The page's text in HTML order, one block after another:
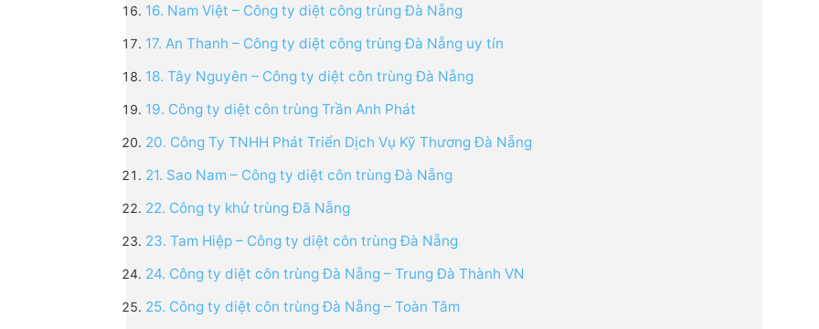
16. Nam Việt – Công ty diệt công trùng Đà Nẵng
17. An Thanh – Công ty diệt công trùng Đà Nẵng uy tín
18. Tây Nguyên – Công ty diệt côn trùng Đà Nẵng
19. Công ty diệt côn trùng Trần Anh Phát
20. Công Ty TNHH Phát Triển Dịch Vụ Kỹ Thương Đà Nẵng
21. Sao Nam – Công ty diệt côn trùng Đà Nẵng
22. Công ty khử trùng Đã Nẵng
23. Tam Hiệp – Công ty diệt côn trùng Đà Nẵng
24. Công ty diệt côn trùng Đà Nẵng – Trung Đà Thành VN
25. Công ty diệt côn trùng Đà Nẵng – Toàn Tâm